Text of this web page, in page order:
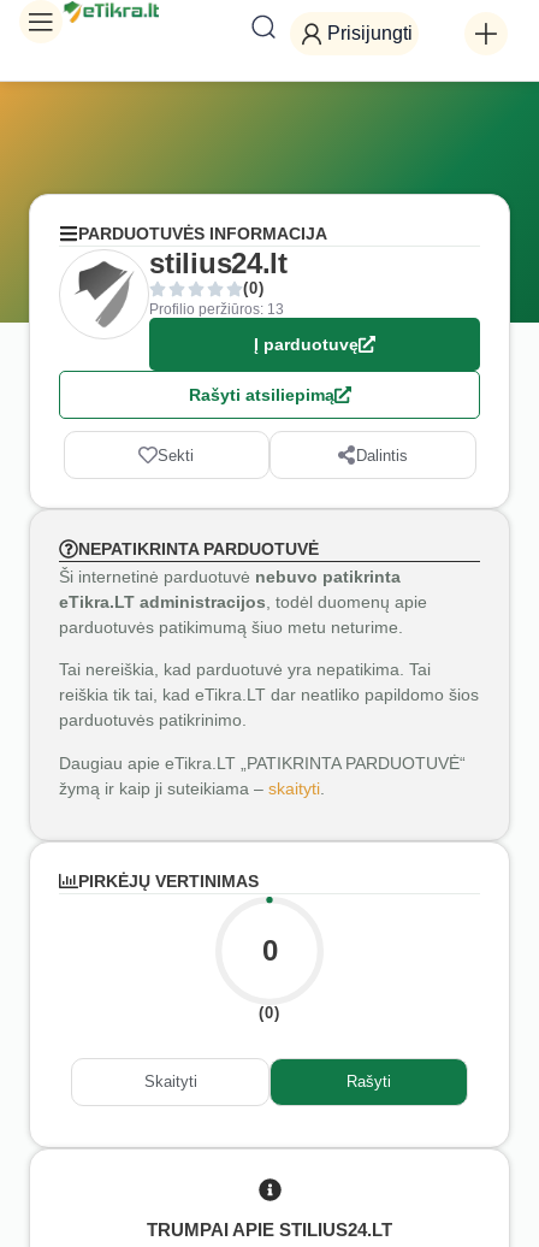
Prisijungti
PARDUOTUVĖS INFORMACIJA
stilius24.lt
(0)
Profilio peržiūros: 13
Į parduotuvę
Rašyti atsiliepimą
Sekti Dalintis
NEPATIKRINTA PARDUOTUVĖ
Ši internetinė parduotuvė nebuvo patikrinta
eTikra.LT administracijos , todėl duomenų apie
parduotuvės patikimumą šiuo metu neturime.
Tai nereiškia, kad parduotuvė yra nepatikima. Tai
reiškia tik tai, kad eTikra.LT dar neatliko papildomo šios
parduotuvės patikrinimo.
Daugiau apie eTikra.LT „PATIKRINTA PARDUOTUVĖ“
žymą ir kaip ji suteikiama – skaityti
PIRKĖJŲ VERTINIMAS
0
(0)
Skaityti Rašyti
TRUMPAI APIE STILIUS24.LT